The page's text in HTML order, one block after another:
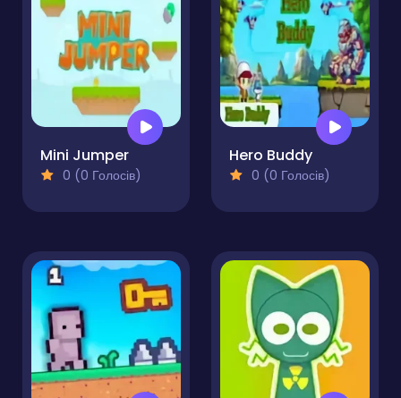
Mini Jumper
0 (0 Голосів)
Hero Buddy
0 (0 Голосів)